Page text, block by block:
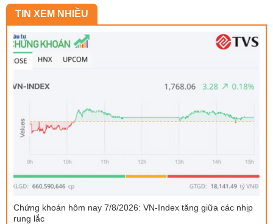
TIN XEM NHIỀU
Chứng khoán hôm nay 7/8/2026: VN-Index tăng giữa các nhịp
rung lắc